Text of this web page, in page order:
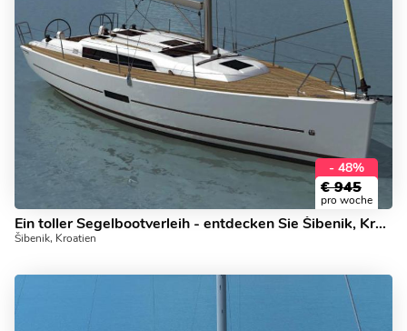
- 48%
€ 945
pro woche
Ein toller Segelbootverleih - entdecken Sie Šibenik, Kroatien!
Šibenik, Kroatien